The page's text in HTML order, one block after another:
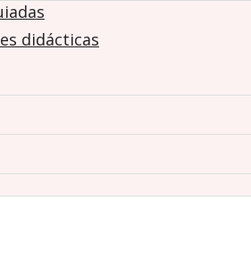
didácticas